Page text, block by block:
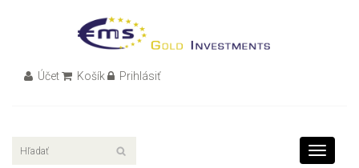
Účet Košík Prihlásiť
Toggle